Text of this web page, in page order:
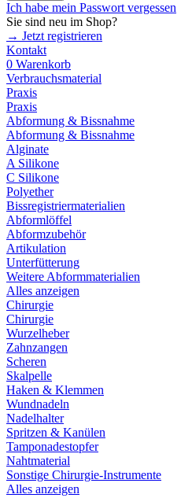
Ich habe mein Passwort vergessen
Sie sind neu im Shop?
→ Jetzt registrieren
Kontakt
0 Warenkorb
Verbrauchsmaterial
Praxis
Praxis
Abformung & Bissnahme
Abformung & Bissnahme
Alginate
A Silikone
C Silikone
Polyether
Bissregistriermaterialien
Abformlöffel
Abformzubehör
Artikulation
Unterfütterung
Weitere Abformmaterialien
Alles anzeigen
Chirurgie
Chirurgie
Wurzelheber
Zahnzangen
Scheren
Skalpelle
Haken & Klemmen
Wundnadeln
Nadelhalter
Spritzen & Kanülen
Tamponadestopfer
Nahtmaterial
Sonstige Chirurgie-Instrumente
Alles anzeigen